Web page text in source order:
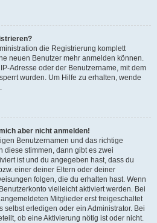
die Registrierung komplett
neuen Benutzer mehr anmelden können.
Adresse oder der Benutzername, mit dem
wurden. Um Hilfe zu erhalten, wende
aber nicht anmelden!
Benutzernamen und das richtige
diese stimmen, dann gibt es zwei
ist und du angegeben hast, dass du
einer deiner Eltern oder deiner
folgen, die du erhalten hast. Wenn
vielleicht aktiviert werden. Bei
Mitglieder erst freigeschaltet
selbst erledigen oder ein Administrator. Bei
ob eine Aktivierung nötig ist oder nicht.